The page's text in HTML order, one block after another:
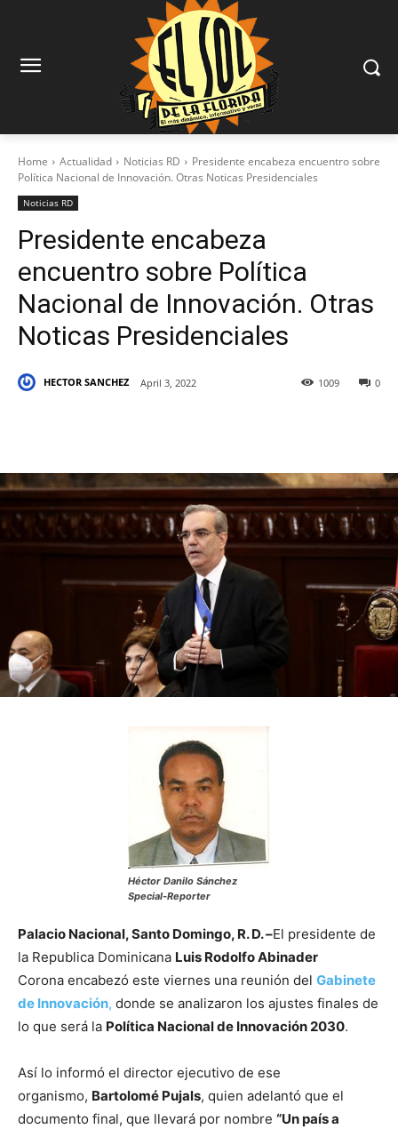
Home Actualidad Noticias RD
Presidente encabeza encuentro sobre
Política Nacional de Innovación. Otras Noticas Presidenciales
Noticias RD
Presidente encabeza
encuentro sobre Política
Nacional de Innovación. Otras
Noticas Presidenciales
HECTOR SANCHEZ April 3, 2022 0
1009
Héctor Danilo Sánchez
Special-Reporter
Palacio Nacional, Santo Domingo, R. D. –El presidente de
la Republica Dominicana Luis Rodolfo Abinader
Corona encabezó este viernes una reunión del Gabinete
de Innovación, donde se analizaron los ajustes finales de
lo que será la Política Nacional de Innovación 2030.
Así lo informó el director ejecutivo de ese
organismo, Bartolomé Pujals, quien adelantó que el
documento final, que llevará por nombre “Un país a